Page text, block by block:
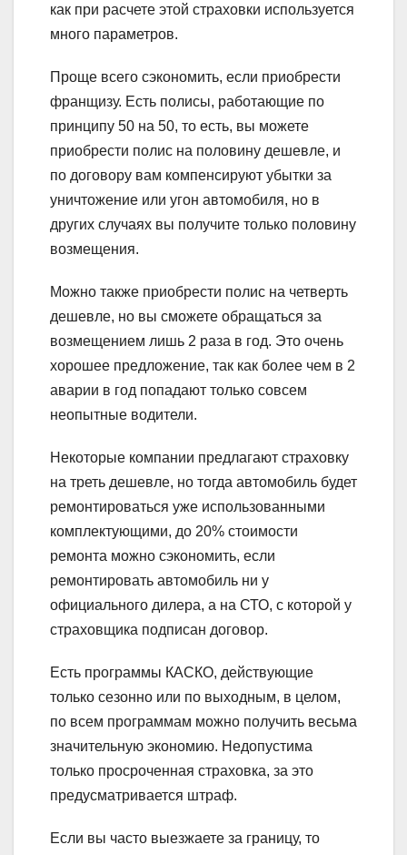
как при расчете этой страховки используется
много параметров.
Проще всего сэкономить, если приобрести
франщизу. Есть полисы, работающие по
принципу 50 на 50, то есть, вы можете
приобрести полис на половину дешевле, и
по договору вам компенсируют убытки за
уничтожение или угон автомобиля, но в
других случаях вы получите только половину
возмещения.
Можно также приобрести полис на четверть
дешевле, но вы сможете обращаться за
возмещением лишь 2 раза в год. Это очень
хорошее предложение, так как более чем в 2
аварии в год попадают только совсем
неопытные водители.
Некоторые компании предлагают страховку
на треть дешевле, но тогда автомобиль будет
ремонтироваться уже использованными
комплектующими, до 20% стоимости
ремонта можно сэкономить, если
ремонтировать автомобиль ни у
официального дилера, а на СТО, с которой у
страховщика подписан договор.
Есть программы КАСКО, действующие
только сезонно или по выходным, в целом,
по всем программам можно получить весьма
значительную экономию. Недопустима
только просроченная страховка, за это
предусматривается штраф.
Если вы часто выезжаете за границу, то